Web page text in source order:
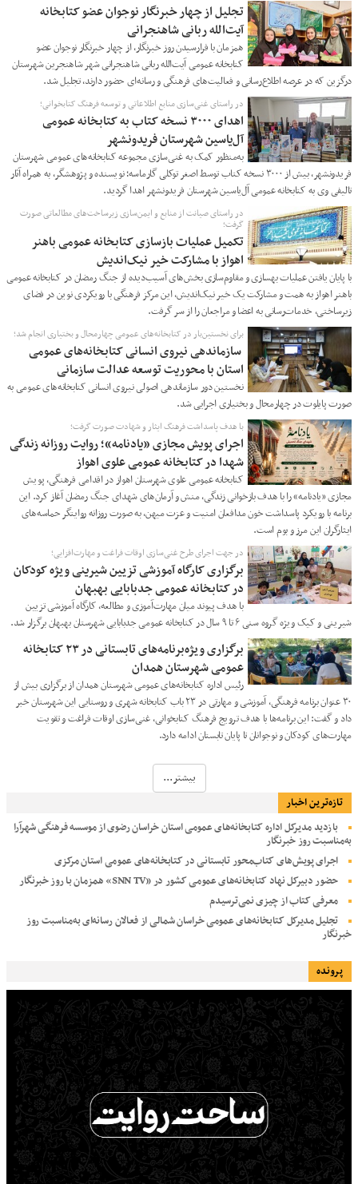
تجلیل از چهار خبرنگار نوجوان عضو کتابخانه
آیت‌الله ربانی شاهنجرانی
همزمان با فرارسیدن روز خبرنگار، از چهار خبرنگار نوجوان عضو
کتابخانه عمومی آیت‌الله ربانی شاهنجرانی شهر شاهنجرین شهرستان
درگزین که در عرصه اطلاع‌رسانی و فعالیت‌های فرهنگی و رسانه‌ای حضور دارند، تجلیل شد.
در راستای غنی‌سازی منابع اطلاعاتی و توسعه فرهنگ کتابخوانی؛
اهدای ۳۰۰۰ نسخه کتاب به کتابخانه‌ عمومی
آل‌یاسین شهرستان فریدونشهر
به‌منظور کمک به غنی‌سازی مجموعه کتابخانه‌های عمومی شهرستان
فریدونشهر، بیش از ۳۰۰۰ نسخه کتاب توسط اصغر توکلی گارماسه؛ نویسنده و پژوهشگر، به همراه آثار
تالیفی وی به کتابخانه عمومی آل‌یاسین شهرستان فریدونشهر اهدا گردید.
در راستای صیانت از منابع و ایمن‌سازی زیرساخت‌های مطالعاتی صورت
گرفت؛
تکمیل عملیات بازسازی کتابخانه عمومی باهنر
اهواز با مشارکت خیر نیک‌اندیش
با پایان یافتن عملیات بهسازی و مقاوم‌سازی بخش‌های آسیب‌دیده از جنگ رمضان در کتابخانه عمومی
باهنر اهواز به همت و مشارکت یک خیر نیک‌اندیش، این مرکز فرهنگی با رویکردی نوین در فضای
زیرساختی، خدمات‌رسانی به اعضا و مراجعان را از سر گرفت.
برای نخستین‌بار در کتابخانه‌های عمومی چهارمحال و بختیاری انجام شد؛
سازماندهی نیروی انسانی کتابخانه‌های عمومی
استان با محوریت توسعه عدالت سازمانی
نخستین دور سازماندهی اصولی نیروی انسانی کتابخانه‌های عمومی به
صورت پایلوت در چهارمحال و بختیاری اجرایی شد.
با هدف پاسداشت فرهنگ ایثار و شهادت صورت گرفت؛
اجرای پویش مجازی «یادنامه»؛ روایت روزانه زندگی
شهدا در کتابخانه عمومی علوی اهواز
کتابخانه عمومی علوی شهرستان اهواز در اقدامی فرهنگی، پویش
مجازی «یادنامه» را با هدف بازخوانی زندگی، منش و آرمان‌های شهدای جنگ رمضان آغاز کرد. این
برنامه با رویکرد پاسداشت خون مدافعان امنیت و عزت میهن، به صورت روزانه روایتگر حماسه‌های
ایثارگران این مرز و بوم است.
در جهت اجرای طرح غنی‌سازی اوقات فراغت و مهارت‌افزایی؛
برگزاری کارگاه آموزشی تزیین شیرینی ویژه کودکان
در کتابخانه عمومی جدبابایی بهبهان
با هدف پیوند میان مهارت‌آموزی و مطالعه، کارگاه آموزشی تزیین
شیرینی و کیک ویژه گروه سنی ۶ تا ۹ سال در کتابخانه عمومی جدبابایی شهرستان بهبهان برگزار شد.
برگزاری ویژه‌برنامه‌های تابستانی در ۲۳ کتابخانه
عمومی شهرستان همدان
رئیس اداره کتابخانه‌های عمومی شهرستان همدان از برگزاری بیش از
۳۰ عنوان برنامه فرهنگی، آموزشی و مهارتی در ۲۳ باب کتابخانه شهری و روستایی این شهرستان خبر
داد و گفت: این برنامه‌ها با هدف ترویج فرهنگ کتابخوانی، غنی‌سازی اوقات فراغت و تقویت
مهارت‌های کودکان و نوجوانان تا پایان تابستان ادامه دارد.
بیشتر...
تازه‌ترین اخبار
بازدید مدیرکل اداره کتابخانه‌های عمومی استان خراسان رضوی از موسسه فرهنگی شهرآرا
به‌مناسبت روز خبرنگار
اجرای پویش‌های کتاب‌محور تابستانی در کتابخانه‌های عمومی استان مرکزی
حضور دبیرکل نهاد کتابخانه‌های عمومی کشور در «SNN TV» همزمان با روز خبرنگار
معرفی کتاب از چیزی نمی‌ترسیدم
تجلیل مدیرکل کتابخانه‌های عمومی خراسان شمالی از فعالان رسانه‌ای به‌مناسبت روز
خبرنگار
پرونده